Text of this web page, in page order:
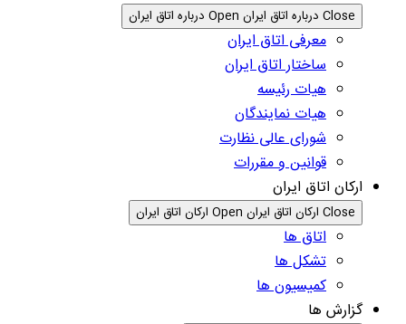
Close درباره اتاق ایران Open درباره اتاق ایران
معرفی اتاق ایران
ساختار اتاق ایران
هیات رئیسه
هیات نمایندگان
شورای عالی نظارت
قوانین و مقررات
ارکان اتاق ایران
Close ارکان اتاق ایران Open ارکان اتاق ایران
اتاق ها
تشکل ها
کمیسیون ها
گزارش ها